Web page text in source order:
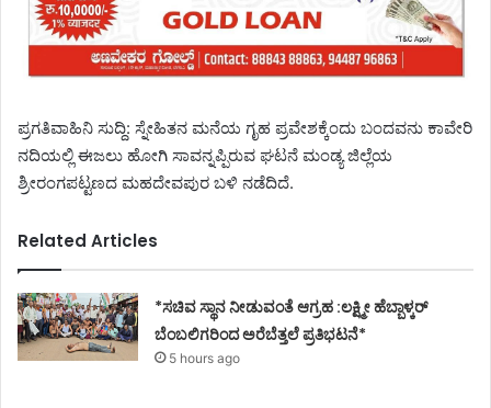
ಪ್ರಗತಿವಾಹಿನಿ ಸುದ್ದಿ: ಸ್ನೇಹಿತನ ಮನೆಯ ಗೃಹ ಪ್ರವೇಶಕ್ಕೆಂದು ಬಂದವನು ಕಾವೇರಿ
ನದಿಯಲ್ಲಿ ಈಜಲು ಹೋಗಿ ಸಾವನ್ನಪ್ಪಿರುವ ಘಟನೆ ಮಂಡ್ಯ ಜಿಲ್ಲೆಯ
ಶ್ರೀರಂಗಪಟ್ಟಣದ ಮಹದೇವಪುರ ಬಳಿ ನಡೆದಿದೆ.
Related Articles
*ಸಚಿವ ಸ್ಥಾನ ನೀಡುವಂತೆ ಆಗ್ರಹ :ಲಕ್ಷ್ಮೀ ಹೆಬ್ಬಾಳ್ಕರ್
ಬೆಂಬಲಿಗರಿಂದ ಅರೆಬೆತ್ತಲೆ ಪ್ರತಿಭಟನೆ*
5 hours ago